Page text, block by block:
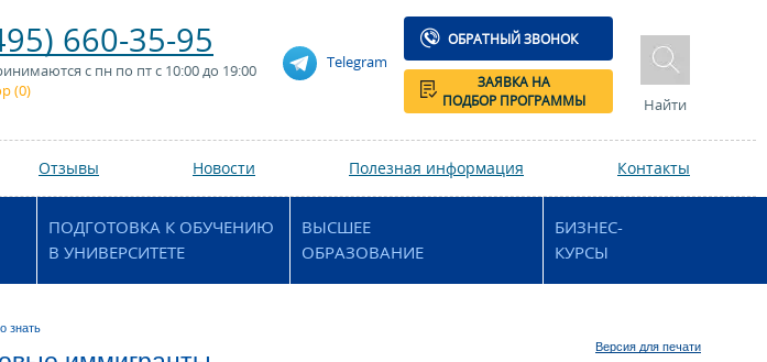
660-35-95
с пн по пт с 10:00 до 19:00
(0)
Telegram
ОБРАТНЫЙ ЗВОНОК
ЗАЯВКА НА
ПОДБОР ПРОГРАММЫ
Найти
Отзывы Новости Полезная информация Контакты
ПОДГОТОВКА К ОБУЧЕНИЮ
В УНИВЕРСИТЕТЕ
ВЫСШЕЕ
ОБРАЗОВАНИЕ
БИЗНЕС-
КУРСЫ
знать
Версия для печати